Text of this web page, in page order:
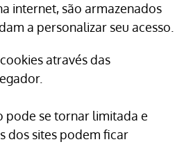
internet, são armazenados
a personalizar seu acesso.
através das
pode se tornar limitada e
dos sites podem ficar